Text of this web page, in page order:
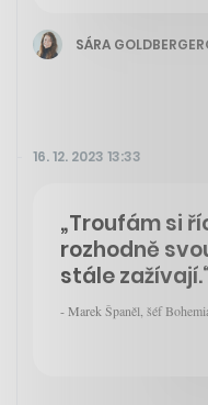
SÁRA
16. 12. 2023 13:33
„Troufám si
rozhodně
stále
- Marek Španěl, šéf